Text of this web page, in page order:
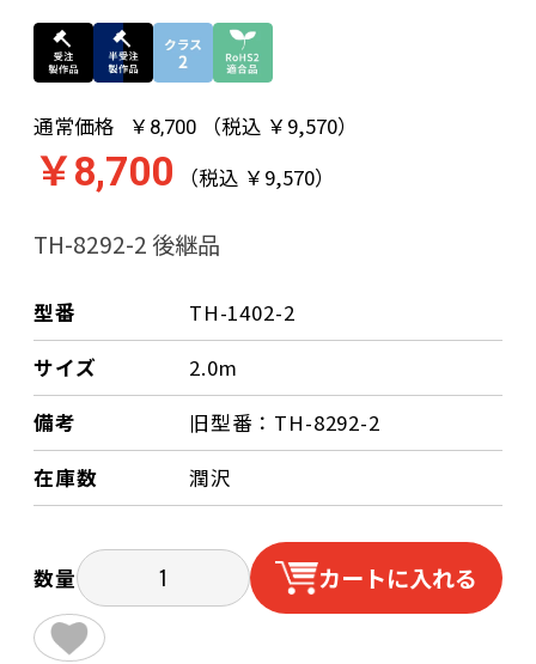
通常価格 ￥8,700 （税込 ￥9,570）
￥8,700 （税込 ￥9,570）
TH-8292-2 後継品
型番
TH-1402-2
サイズ
2.0m
備考
旧型番：TH-8292-2
在庫数
潤沢
数量 カートに入れる